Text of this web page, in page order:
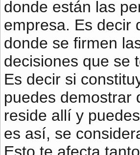
donde están las
empresa. Es decir
donde se firmen
decisiones que se
Es decir si
puedes demostrar
reside allí y
es así, se